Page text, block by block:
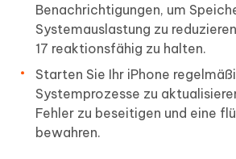
Benachrichtigungen, um
Systemauslastung zu
17 reaktionsfähig zu halten.
Starten Sie Ihr iPhone
Systemprozesse zu
Fehler zu beseitigen und eine
bewahren.